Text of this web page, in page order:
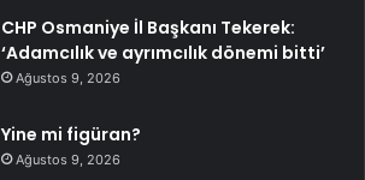
CHP Osmaniye İl Başkanı Tekerek:
‘Adamcılık ve ayrımcılık dönemi bitti’
Ağustos 9, 2026
Yine mi figüran?
Ağustos 9, 2026